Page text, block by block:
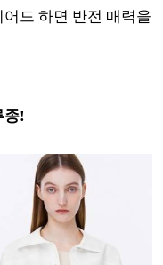
드 하면 반전 매력을
종!